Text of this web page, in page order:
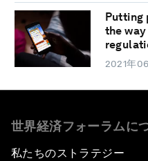
Putting
the
2021年
世界経済フォーラムに
私たちのストラテジー